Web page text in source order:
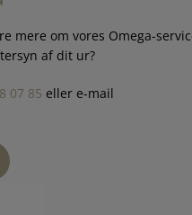
mere om vores Omega-
af dit ur?
07 85 eller e-mail